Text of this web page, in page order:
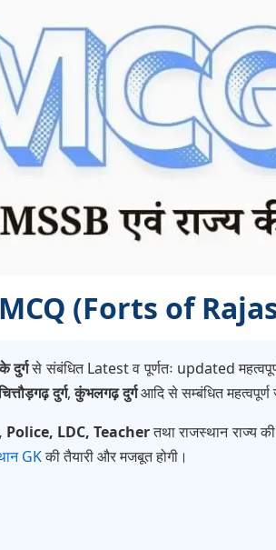
MCQ (Forts of
दुर्गसे संबंधित Latest व पूर्णतः updated
दुर्ग,कुंभलगढ़ दुर्गआदि से सम्बंधित महत्वपूर्ण
Police, LDC, Teacherतथा राजस्थान राज्य
GKकी तैयारी और मजबूत होगी।